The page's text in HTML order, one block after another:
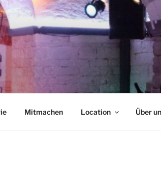
Mitmachen Location Über